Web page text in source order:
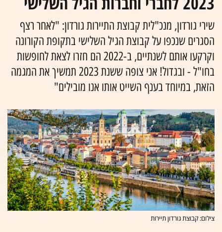
שירי גורדון, מנכ"לית קבוצת התיירות גורדון: "לאחר רצף
הסגרים שנכפו על קבוצת הגיל השלישי בתקופת הקורונה
וקרקעו אותם לשנתיים, ב-2022 הם חזרו לצאת לחופשות
בחו"ל - ובגדול! אני צופה ששנת 2023 תמשיך את המגמה
הזאת, במיוחד בענף השייט אותו אנו מובילים"
צילום: קבוצת גורדון תיירות